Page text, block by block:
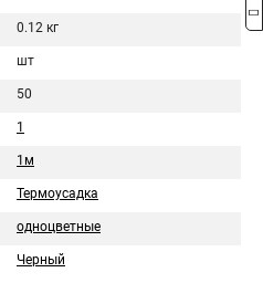
0.12 кг
шт
50
1
1м
Термоусадка
одноцветные
Черный